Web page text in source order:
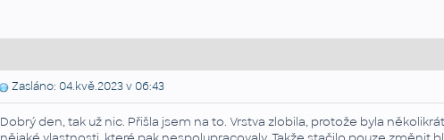
Zasláno: 04.kvě.2023 v 06:43
Dobrý den, tak už nic. Přišla jsem na to. Vrstva zlobila, protože byla